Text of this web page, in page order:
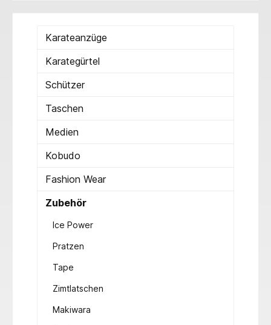
Karateanzüge
Karategürtel
Schützer
Taschen
Medien
Kobudo
Fashion Wear
Zubehör
Ice Power
Pratzen
Tape
Zimtlatschen
Makiwara